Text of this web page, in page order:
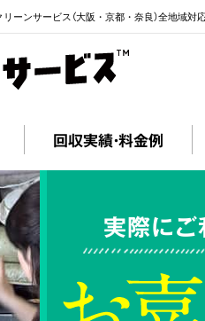
ーンサービス（大阪・京都・奈良）全地域対
回収実績・料金例
実際に